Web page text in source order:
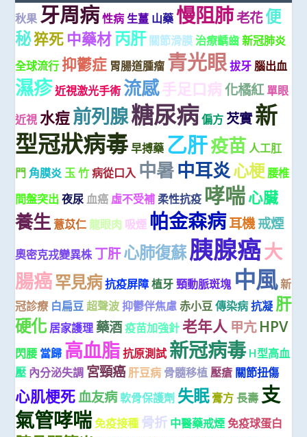
秋果 牙周病 性病 生薑 山藥 慢阻肺老花便
秘猝死 中藥材丙肝 關節滑膜 治療齲齒 新冠肺炎
全球流行 抑鬱症 胃腸道腫瘤 青光眼拔牙 腦出血
濕疹近視激光手術 流感手足口病 化橘紅 單眼
近視 水痘前列腺糖尿病偏方 芡實新
型冠狀病毒 早搏藥 乙肝疫苗 人工肛
門 角膜炎 玉 竹 病從口入 中暑中耳炎心梗腰椎
間盤突出 夜尿 血癌 虛不受補 柔性抗疫 哮喘心臟
養生 薏苡仁 龍眼肉 吸煙 帕金森病耳機戒煙
奧密克戎變異株 丁肝心肺復蘇胰腺癌大
腸癌罕見病抗疫屏障 植牙 頸動脈斑塊 中風新
冠診療 白扁豆 超聲波 抑鬱伴焦慮 赤小豆 傳染病 抗凝 肝
硬化 居家護理 藥酒疫苗加強針 老年人 甲亢 HPV
閃腰 當歸 高血脂 抗原測試 新冠病毒 H型高血
壓 內分泌失調 宮頸癌 肝豆病 骨髓移植 壓瘡 關節扭傷
心肌梗死血友病軟骨保護劑 失眠 膏方 長壽 支
氣管哮喘免疫接種 骨折 中醫藥戒煙 免疫球蛋白